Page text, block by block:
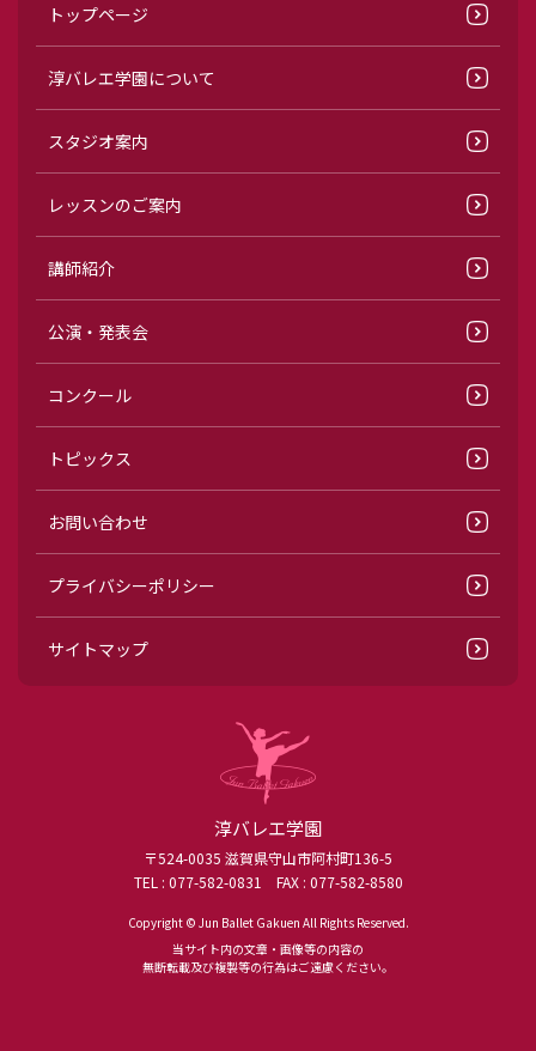
トップページ
淳バレエ学園について
スタジオ案内
レッスンのご案内
講師紹介
公演・発表会
コンクール
トピックス
お問い合わせ
プライバシーポリシー
サイトマップ
淳バレエ学園
〒524-0035 滋賀県守山市阿村町136-5
TEL : 077-582-0831 FAX : 077-582-8580
Copyright © Jun Ballet Gakuen All Rights Reserved.
当サイト内の文章・画像等の内容の
無断転載及び複製等の行為はご遠慮ください。